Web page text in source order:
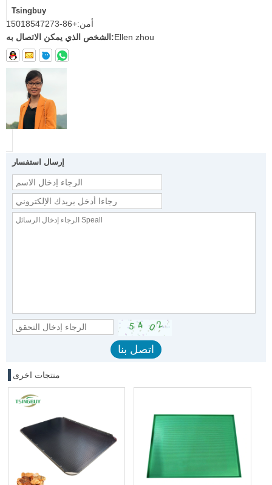
Tsingbuy
أمن:+86-15018547273
الشخص الذي يمكن الاتصال به:Ellen zhou
إرسال استفسار
منتجات اخرى